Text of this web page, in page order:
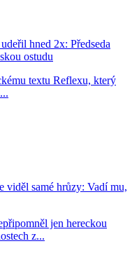
hned 2x: Předseda
ostudu
textu Reflexu, který
samé hrůzy: Vadí mu,
jen hereckou
z...